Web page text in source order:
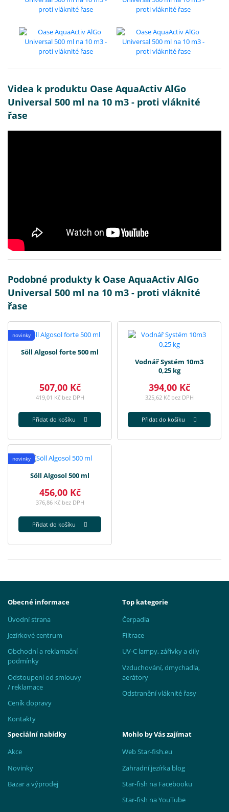
Videa k produktu Oase AquaActiv AlGo
Universal 500 ml na 10 m3 - proti vláknité
řase
Podobné produkty k Oase AquaActiv AlGo
Universal 500 ml na 10 m3 - proti vláknité
řase
novinky
Söll Algosol forte 500 ml
507,00 Kč
419,01 Kč bez DPH
Přidat do košíku
Vodnář Systém 10m3
0,25 kg
394,00 Kč
325,62 Kč bez DPH
Přidat do košíku
novinky
Söll Algosol 500 ml
456,00 Kč
376,86 Kč bez DPH
Přidat do košíku
Obecné informace
Úvodní strana
Jezírkové centrum
Obchodní a reklamační
podmínky
Odstoupení od smlouvy
/ reklamace
Ceník dopravy
Kontakty
Top kategorie
Čerpadla
Filtrace
UV-C lampy, zářivky a díly
Vzduchování, dmychadla,
aerátory
Odstranění vláknité řasy
Speciální nabídky
Akce
Novinky
Bazar a výprodej
Mohlo by Vás zajímat
Web Star-fish.eu
Zahradní jezírka blog
Star-fish na Facebooku
Star-fish na YouTube